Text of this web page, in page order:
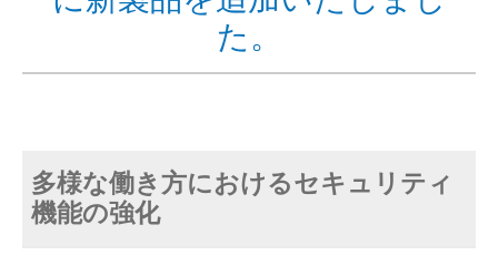
た。
多様な働き方におけるセキュリティ
機能の強化